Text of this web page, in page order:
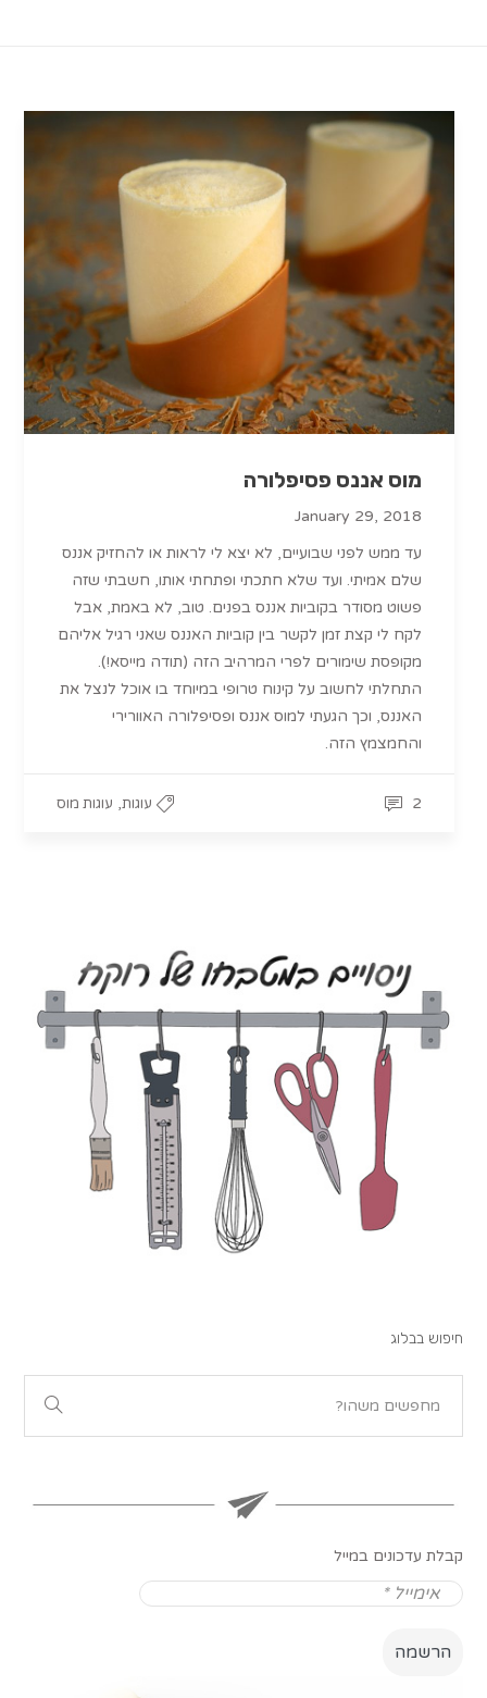
מוס אננס פסיפלורה
January 29, 2018
עד ממש לפני שבועיים, לא יצא לי לראות או להחזיק אננס
שלם אמיתי. ועד שלא חתכתי ופתחתי אותו, חשבתי שזה
פשוט מסודר בקוביות אננס בפנים. טוב, לא באמת, אבל
לקח לי קצת זמן לקשר בין קוביות האננס שאני רגיל אליהם
מקופסת שימורים לפרי המרהיב הזה (תודה מייסא!).
התחלתי לחשוב על קינוח טרופי במיוחד בו אוכל לנצל את
האננס, וכך הגעתי למוס אננס ופסיפלורה האוורירי
והחמצמץ הזה.
עוגות, עוגות מוס 2
חיפוש בבלוג
קבלת עדכונים במייל